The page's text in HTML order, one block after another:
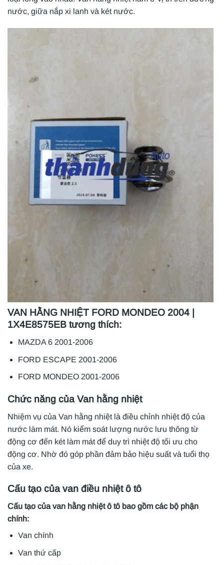
nước, giữa nắp xi lanh và két nước.
VAN HẰNG NHIỆT FORD MONDEO 2004 |
1X4E8575EB tương thích:
MAZDA 6 2001-2006
FORD ESCAPE 2001-2006
FORD MONDEO 2001-2006
Chức năng của Van hằng nhiệt
Nhiệm vụ của Van hằng nhiệt là điều chỉnh nhiệt độ của
nước làm mát. Nó kiểm soát lượng nước lưu thông từ
động cơ đến két làm mát để duy trì nhiệt độ tối ưu cho
động cơ. Nhờ đó góp phần đảm bảo hiệu suất và tuổi thọ
của xe.
Cấu tạo của van điều nhiệt ô tô
Cấu tạo của van hằng nhiệt ô tô bao gồm các bộ phận
chính:
Van chính
Van thứ cấp